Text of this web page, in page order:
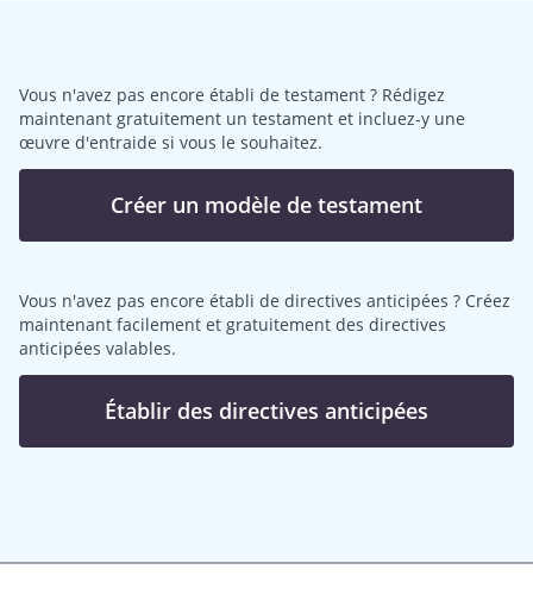
Vous n'avez pas encore établi de testament ? Rédigez
maintenant gratuitement un testament et incluez-y une
œuvre d'entraide si vous le souhaitez.
Créer un modèle de testament
Vous n'avez pas encore établi de directives anticipées ? Créez
maintenant facilement et gratuitement des directives
anticipées valables.
Établir des directives anticipées